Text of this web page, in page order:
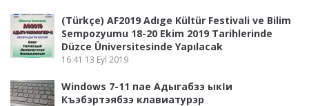
(Türkçe) AF2019 Adıge Kültür Festivali ve Bilim
Sempozyumu 18-20 Ekim 2019 Tarihlerinde
Düzce Üniversitesinde Yapılacak
16:41 13 Eyl 2019
Windows 7-11 пае Адыгабзэ ыкӏи
Къэбэртэябзэ клавиатурэр